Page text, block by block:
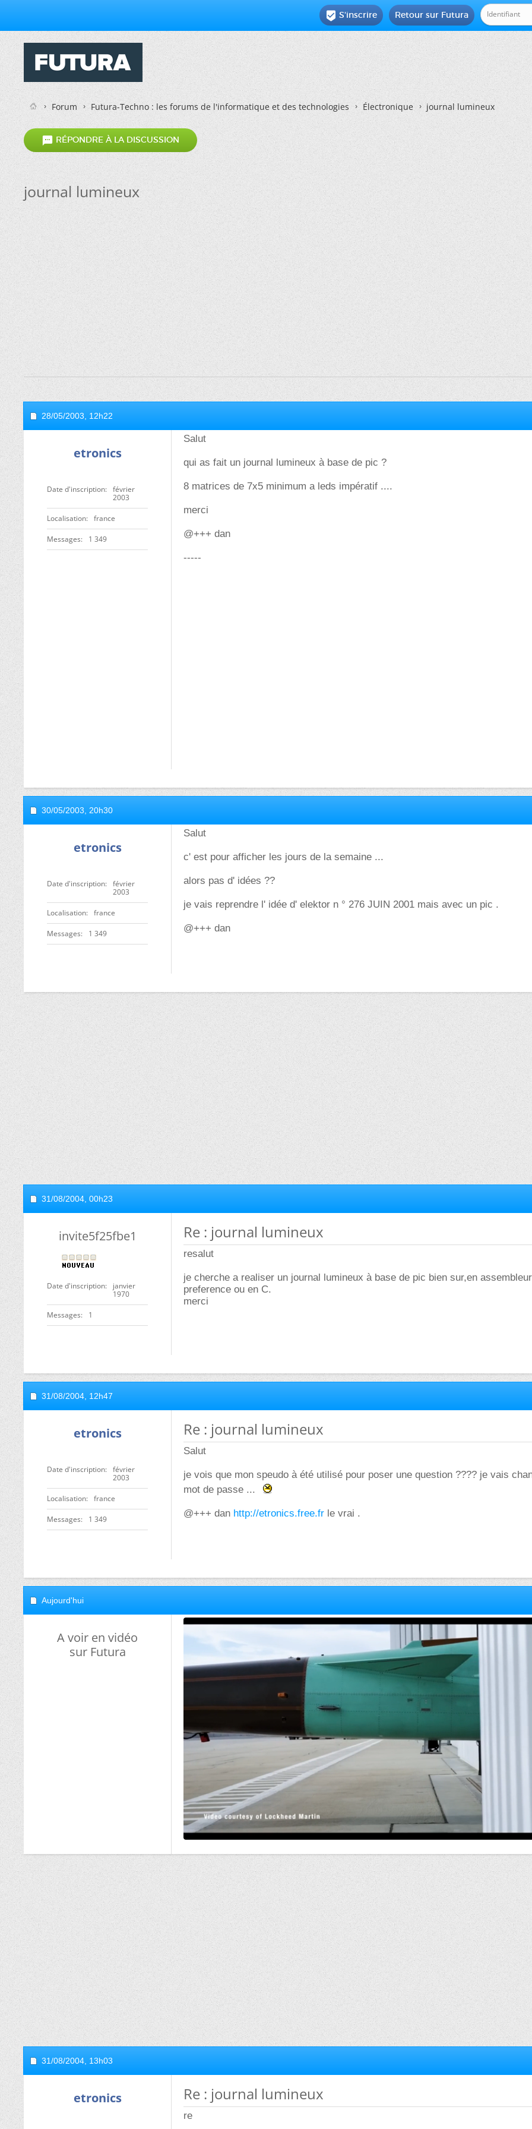
Retour sur Futura
 S'inscrire
Forum Futura-Techno : les forums de l'informatique et des technologies Électronique journal lumineux
 RÉPONDRE À LA DISCUSSION
journal lumineux
28/05/2003, 12h22
etronics
Date d'inscription
février
2003
Localisation france
Messages 1 349
Salut
qui as fait un journal lumineux à base de pic ?
8 matrices de 7x5 minimum a leds impératif ....
merci
@+++ dan
-----
30/05/2003, 20h30
etronics
Date d'inscription
février
2003
Localisation france
Messages 1 349
Salut
c' est pour afficher les jours de la semaine ...
alors pas d' idées ??
je vais reprendre l' idée d' elektor n ° 276 JUIN 2001 mais avec un pic .
@+++ dan
31/08/2004, 00h23
invite5f25fbe1
Date d'inscription
janvier
1970
Messages 1
Re : journal lumineux
resalut
je cherche a realiser un journal lumineux à base de pic bien sur,en
preference ou en C.
merci
31/08/2004, 12h47
etronics
Date d'inscription
février
2003
Localisation france
Messages 1 349
Re : journal lumineux
Salut
je vois que mon speudo à été utilisé pour poser une question ???? je vais
mot de passe ...
@+++ dan http://etronics.free.fr le vrai .
Aujourd'hui
A voir en vidéo
sur Futura
31/08/2004, 13h03
etronics Re : journal lumineux
re